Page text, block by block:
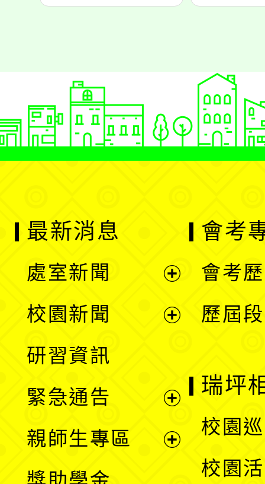
最新消息
處室新聞
單
校園新聞
選
單
研習資訊
緊急通告
親師生專區
會考
會考
歷屆
瑞坪
校園
校園